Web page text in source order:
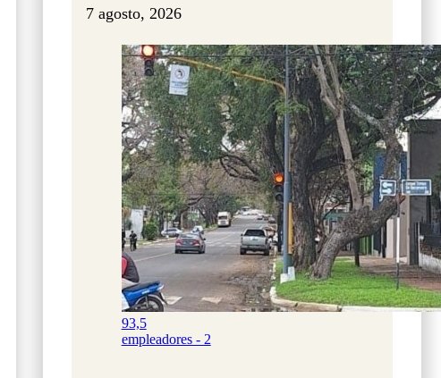
7 agosto, 2026
93,5
empleadores - 2